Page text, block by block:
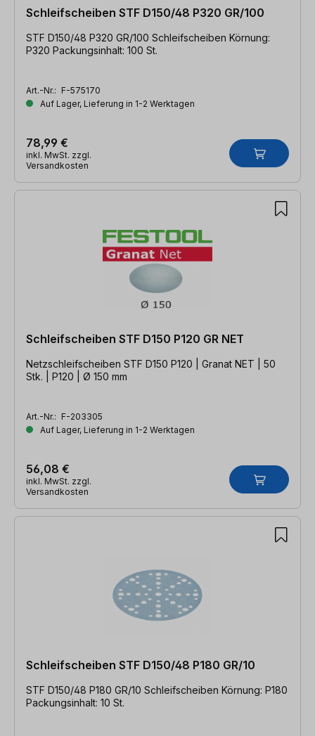
Schleifscheiben STF D150/48 P320 GR/100
STF D150/48 P320 GR/100 Schleifscheiben Körnung:
P320 Packungsinhalt: 100 St.
Art.-Nr.: F-575170
Auf Lager, Lieferung in 1-2 Werktagen
78,99 €
inkl. MwSt. zzgl.
Versandkosten
Schleifscheiben STF D150 P120 GR NET
Netzschleifscheiben STF D150 P120 | Granat NET | 50
Stk. | P120 | Ø 150 mm
Art.-Nr.: F-203305
Auf Lager, Lieferung in 1-2 Werktagen
56,08 €
inkl. MwSt. zzgl.
Versandkosten
Schleifscheiben STF D150/48 P180 GR/10
STF D150/48 P180 GR/10 Schleifscheiben Körnung: P180
Packungsinhalt: 10 St.